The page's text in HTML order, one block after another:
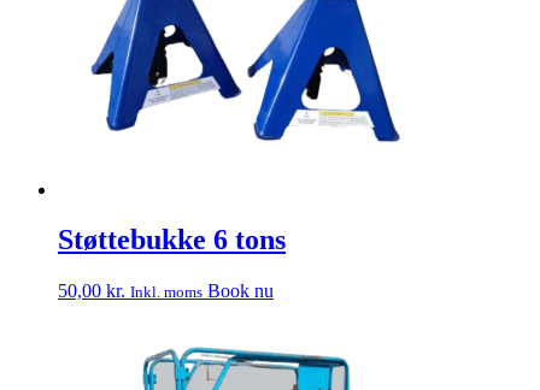
Støttebukke 6 tons
50,00 kr. Inkl. moms Book nu